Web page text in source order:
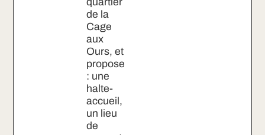
de la
Cage
aux
Ours, et
propose
: une
halte-
accueil,
un lieu
de